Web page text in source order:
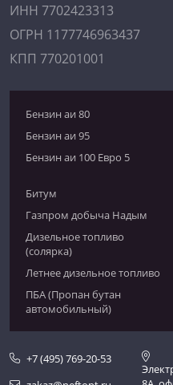
ИНН 7702423313
ОГРН 1177746963437
КПП 770201001
Бензин аи 80
Бензин аи 95
Бензин аи 100 Евро 5
Битум
Газпром добыча Надым
Дизельное топливо
(солярка)
Летнее дизельное топливо
ПБА (Пропан бутан
автомобильный)
+7 (495) 769-20-53